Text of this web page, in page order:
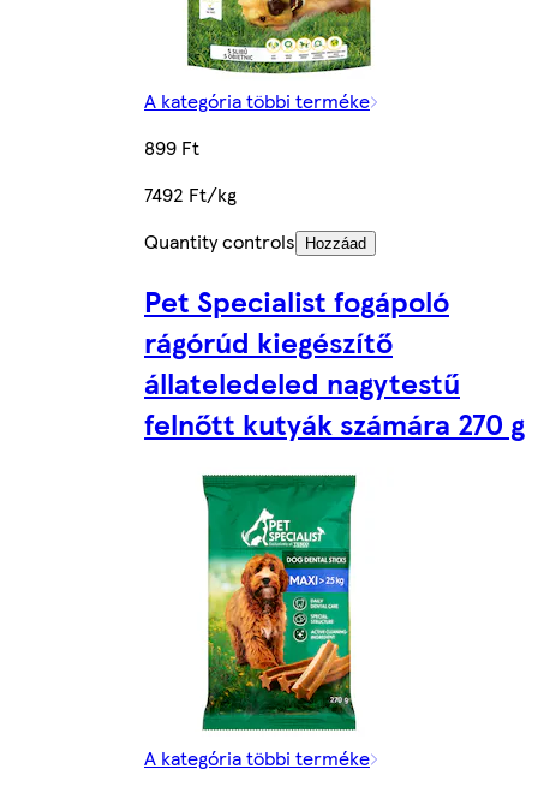
A kategória többi terméke
899 Ft
7492 Ft/kg
Quantity controls
Hozzáad
Pet Specialist fogápoló
rágórúd kiegészítő
állateledeled nagytestű
felnőtt kutyák számára 270 g
A kategória többi terméke